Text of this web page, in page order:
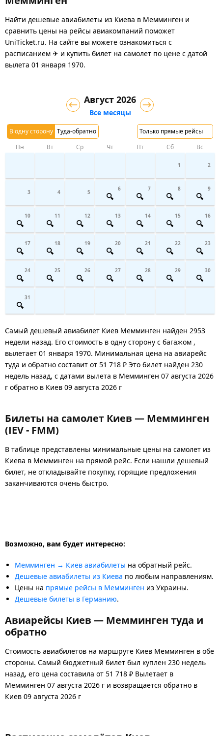
Найти дешевые авиабилеты из Киева в Мемминген и
сравнить цены на рейсы авиакомпаний поможет
UniTicket.ru. На сайте вы можете ознакомиться с
расписанием ✈ и купить билет на самолет по цене с датой
вылета 01 января 1970.
В одну сторону Туда-обратно Только прямые рейсы
Август 2026
Все месяцы
Пн Вт Ср Чт Пт Сб Вс
1 2
3 4 5 6 7 8 9
10 11 12 13 14 15 16
17 18 19 20 21 22 23
24 25 26 27 28 29 30
31
Самый дешевый авиабилет Киев Мемминген найден 2953
недели назад. Его стоимость в одну сторону с багажом ,
вылетает 01 января 1970. Минимальная цена на авиарейс
туда и обратно составит от 51 718 ₽ Это билет найден 230
недель назад, с датами вылета в Мемминген 07 августа 2026
г обратно в Киев 09 августа 2026 г
Билеты на самолет Киев — Мемминген
(IEV - FMM)
В таблице представлены минимальные цены на самолет из
Киева в Мемминген на прямой рейс. Если нашли дешевый
билет, не откладывайте покупку, горящие предложения
заканчиваются очень быстро.
Возможно, вам будет интересно:
Мемминген → Киев авиабилеты на обратный рейс.
Дешевые авиабилеты из Киева по любым направлениям.
Цены на прямые рейсы в Мемминген из Украины.
Дешевые билеты в Германию.
Авиарейсы Киев — Мемминген туда и
обратно
Стоимость авиабилетов на маршруте Киев Мемминген в обе
стороны. Самый бюджетный билет был куплен 230 недель
назад, его цена составила от 51 718 ₽ Вылетает в
Мемминген 07 августа 2026 г и возвращается обратно в
Киев 09 августа 2026 г